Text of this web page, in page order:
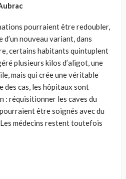
pourraient être redoubler,
nouveau variant, dans
certains habitants quintuplent
plusieurs kilos d’aligot, une
mais qui crée une véritable
des cas, les hôpitaux sont
: réquisitionner les caves du
être soignés avec du
médecins restent toutefois